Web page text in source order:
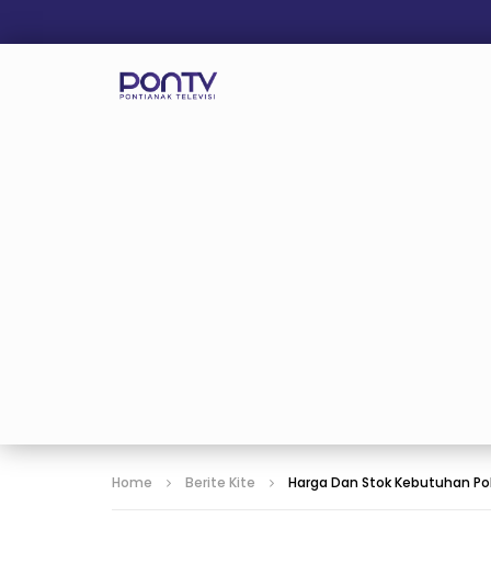
Home Berite Kite Harga Dan Stok Kebutuhan